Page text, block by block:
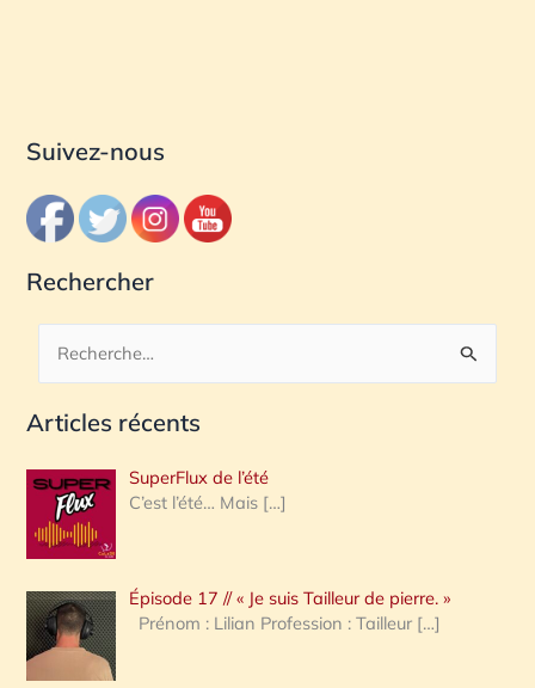
Suivez-nous
Rechercher
c
e
r
c
h
e
Articles récents
SuperFlux de l’été
C’est l’été… Mais […]
Épisode 17 // « Je suis Tailleur de pierre. »
Prénom : Lilian Profession : Tailleur […]